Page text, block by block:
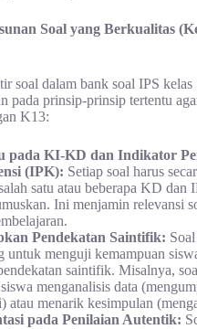
Soal yang Berkualitas
soal dalam bank soal IPS kelas
pada prinsip-prinsip tertentu
K13:
pada KI-KD dan Indikator
(IPK): Setiap soal harus
satu atau beberapa KD dan
Ini menjamin relevansi
Pendekatan Saintifik:
untuk menguji kemampuan
saintifik. Misalnya,
menganalisis data
atau menarik kesimpulan
pada Penilaian Autentik: